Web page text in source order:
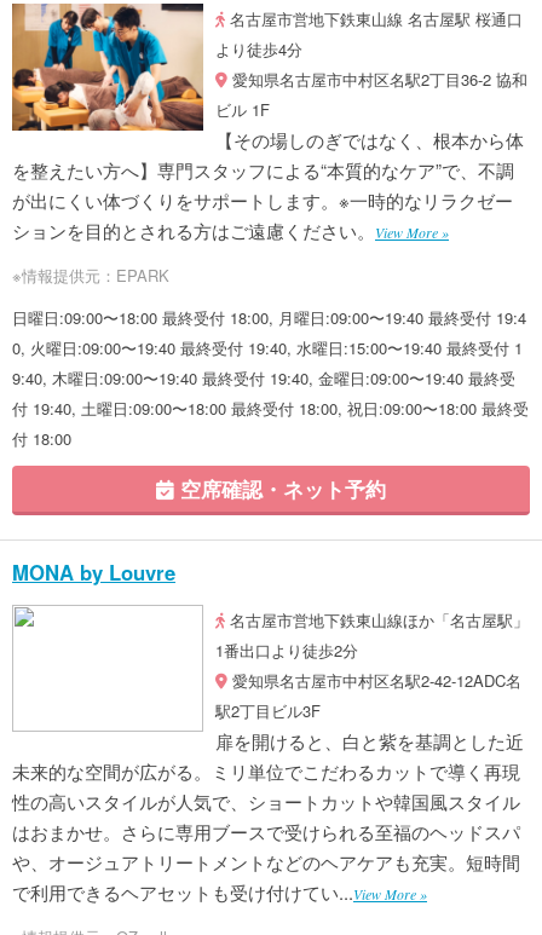
名古屋市営地下鉄東山線 名古屋駅 桜通口
より徒歩4分
愛知県名古屋市中村区名駅2丁目36-2 協和
ビル 1F
【その場しのぎではなく、根本から体
を整えたい方へ】専門スタッフによる“本質的なケア”で、不調
が出にくい体づくりをサポートします。※一時的なリラクゼー
ションを目的とされる方はご遠慮ください。
View More »
※情報提供元：EPARK
日曜日:09:00〜18:00 最終受付 18:00, 月曜日:09:00〜19:40 最終受付 19:4
0, 火曜日:09:00〜19:40 最終受付 19:40, 水曜日:15:00〜19:40 最終受付 1
9:40, 木曜日:09:00〜19:40 最終受付 19:40, 金曜日:09:00〜19:40 最終受
付 19:40, 土曜日:09:00〜18:00 最終受付 18:00, 祝日:09:00〜18:00 最終受
付 18:00
空席確認・ネット予約
MONA by Louvre
名古屋市営地下鉄東山線ほか「名古屋駅」
1番出口より徒歩2分
愛知県名古屋市中村区名駅2-42-12ADC名
駅2丁目ビル3F
扉を開けると、白と紫を基調とした近
未来的な空間が広がる。ミリ単位でこだわるカットで導く再現
性の高いスタイルが人気で、ショートカットや韓国風スタイル
はおまかせ。さらに専用ブースで受けられる至福のヘッドスパ
や、オージュアトリートメントなどのヘアケアも充実。短時間
で利用できるヘアセットも受け付けてい...View More »